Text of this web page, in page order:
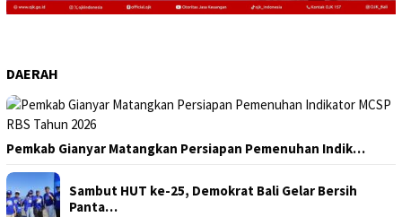
DAERAH
Pemkab Gianyar Matangkan Persiapan Pemenuhan Indik…
Sambut HUT ke-25, Demokrat Bali Gelar Bersih
Panta…